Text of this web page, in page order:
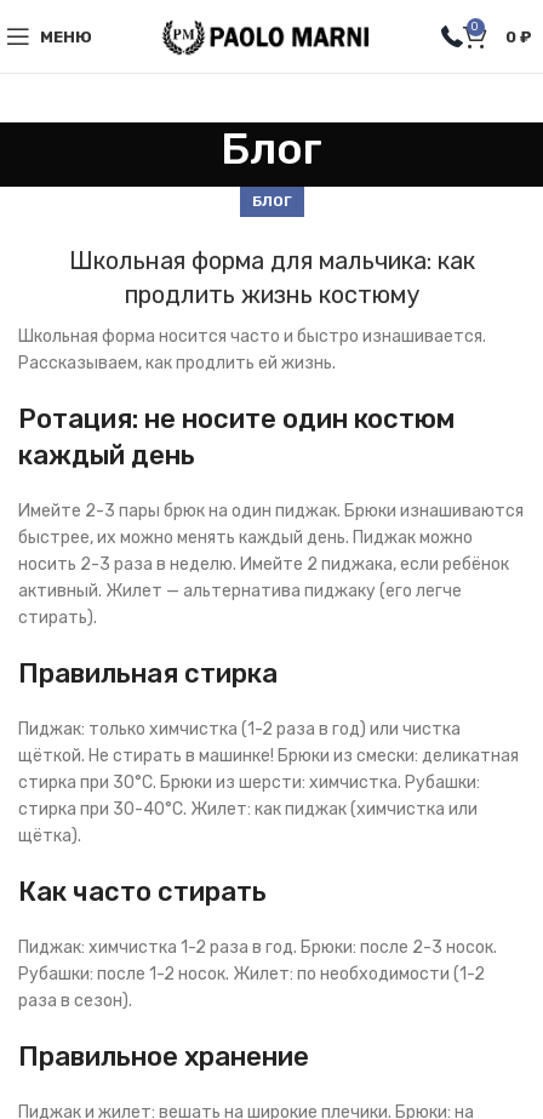
МЕНЮ
0
0 ₽
Блог
БЛОГ
Школьная форма для мальчика: как
продлить жизнь костюму
Школьная форма носится часто и быстро изнашивается.
Рассказываем, как продлить ей жизнь.
Ротация: не носите один костюм
каждый день
Имейте 2-3 пары брюк на один пиджак. Брюки изнашиваются
быстрее, их можно менять каждый день. Пиджак можно
носить 2-3 раза в неделю. Имейте 2 пиджака, если ребёнок
активный. Жилет — альтернатива пиджаку (его легче
стирать).
Правильная стирка
Пиджак: только химчистка (1-2 раза в год) или чистка
щёткой. Не стирать в машинке! Брюки из смески: деликатная
стирка при 30°C. Брюки из шерсти: химчистка. Рубашки:
стирка при 30-40°C. Жилет: как пиджак (химчистка или
щётка).
Как часто стирать
Пиджак: химчистка 1-2 раза в год. Брюки: после 2-3 носок.
Рубашки: после 1-2 носок. Жилет: по необходимости (1-2
раза в сезон).
Правильное хранение
Пиджак и жилет: вешать на широкие плечики. Брюки: на